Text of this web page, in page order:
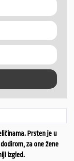
Prsten je u
za one žene
izgled.